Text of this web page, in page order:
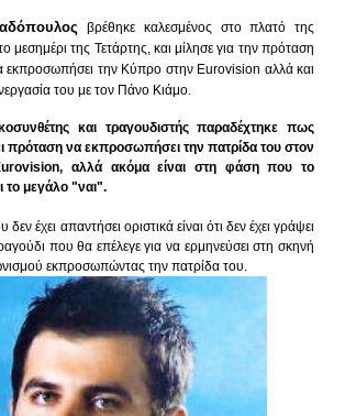
βρέθηκε καλεσμένος στο πλατό της
μεσημέρι της Τετάρτης, και μίλησε για την πρόταση
εκπροσωπήσει την Κύπρο στην Eurovision αλλά και
του με τον Πάνο Κιάμο.
και τραγουδιστής παραδέχτηκε πως
πρόταση να εκπροσωπήσει την πατρίδα του στον
αλλά ακόμα είναι στη φάση που το
το μεγάλο "ναι".
έχει απαντήσει οριστικά είναι ότι δεν έχει γράψει
που θα επέλεγε για να ερμηνεύσει στη σκηνή
εκπροσωπώντας την πατρίδα του.